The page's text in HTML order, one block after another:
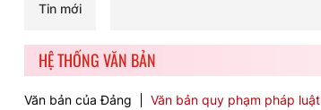
Tin mới
HỆ THỐNG VĂN BẢN
Văn bản của Đảng Văn bản quy phạm pháp luật